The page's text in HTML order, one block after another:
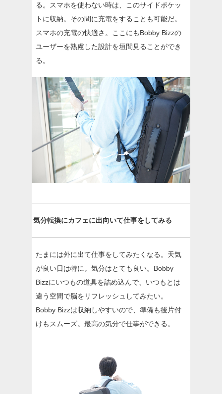
る。スマホを使わない時は、このサイドポケッ
トに収納。その間に充電をすることも可能だ。
スマホの充電の快適さ。ここにもBobby Bizzの
ユーザーを熟慮した設計を垣間見ることができ
る。
気分転換にカフェに出向いて仕事をしてみる
たまには外に出て仕事をしてみたくなる。天気
が良い日は特に。気分はとても良い。Bobby
Bizzにいつもの道具を詰め込んで、いつもとは
違う空間で脳をリフレッシュしてみたい。
Bobby Bizzは収納しやすいので、準備も後片付
けもスムーズ。最高の気分で仕事ができる。